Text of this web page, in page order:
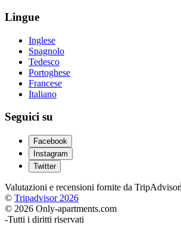
Lingue
Inglese
Spagnolo
Tedesco
Portoghese
Francese
Italiano
Seguici su
Facebook
Instagram
Twitter
Valutazioni e recensioni fornite da TripAdvisor
© Tripadvisor 2026
© 2026 Only-apartments.com
-Tutti i diritti riservati